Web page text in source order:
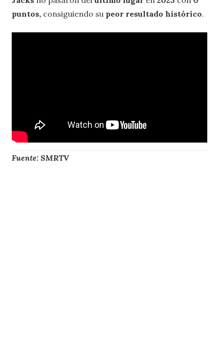
puntos, consiguiendo su peor resultado histórico.
Fuente: SMRTV